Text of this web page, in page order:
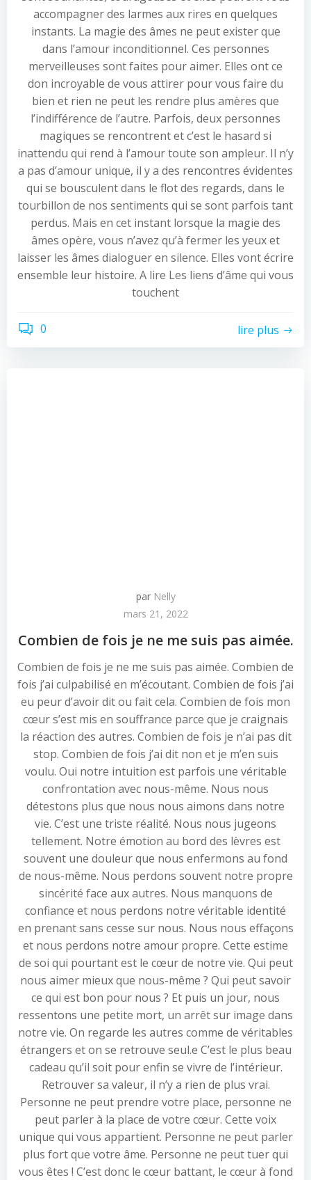
accompagner des larmes aux rires en quelques
instants. La magie des âmes ne peut exister que
dans l’amour inconditionnel. Ces personnes
merveilleuses sont faites pour aimer. Elles ont ce
don incroyable de vous attirer pour vous faire du
bien et rien ne peut les rendre plus amères que
l’indifférence de l’autre. Parfois, deux personnes
magiques se rencontrent et c’est le hasard si
inattendu qui rend à l’amour toute son ampleur. Il n’y
a pas d’amour unique, il y a des rencontres évidentes
qui se bousculent dans le flot des regards, dans le
tourbillon de nos sentiments qui se sont parfois tant
perdus. Mais en cet instant lorsque la magie des
âmes opère, vous n’avez qu’à fermer les yeux et
laisser les âmes dialoguer en silence. Elles vont écrire
ensemble leur histoire. A lire Les liens d’âme qui vous
touchent
0 lire plus
par Nelly
mars 21, 2022
Combien de fois je ne me suis pas aimée.
Combien de fois je ne me suis pas aimée. Combien de
fois j’ai culpabilisé en m’écoutant. Combien de fois j’ai
eu peur d’avoir dit ou fait cela. Combien de fois mon
cœur s’est mis en souffrance parce que je craignais
la réaction des autres. Combien de fois je n’ai pas dit
stop. Combien de fois j’ai dit non et je m’en suis
voulu. Oui notre intuition est parfois une véritable
confrontation avec nous-même. Nous nous
détestons plus que nous nous aimons dans notre
vie. C’est une triste réalité. Nous nous jugeons
tellement. Notre émotion au bord des lèvres est
souvent une douleur que nous enfermons au fond
de nous-même. Nous perdons souvent notre propre
sincérité face aux autres. Nous manquons de
confiance et nous perdons notre véritable identité
en prenant sans cesse sur nous. Nous nous effaçons
et nous perdons notre amour propre. Cette estime
de soi qui pourtant est le cœur de notre vie. Qui peut
nous aimer mieux que nous-même ? Qui peut savoir
ce qui est bon pour nous ? Et puis un jour, nous
ressentons une petite mort, un arrêt sur image dans
notre vie. On regarde les autres comme de véritables
étrangers et on se retrouve seul.e C’est le plus beau
cadeau qu’il soit pour enfin se vivre de l’intérieur.
Retrouver sa valeur, il n’y a rien de plus vrai.
Personne ne peut prendre votre place, personne ne
peut parler à la place de votre cœur. Cette voix
unique qui vous appartient. Personne ne peut parler
plus fort que votre âme. Personne ne peut tuer qui
vous êtes ! C’est donc le cœur battant, le cœur à fond